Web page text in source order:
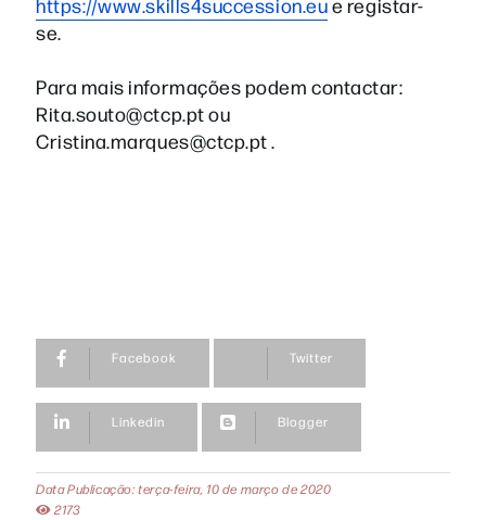
https://www.skills4succession.eue registar-
se.
Para mais informações podem contactar:
Rita.souto@ctcp.pt ou
Cristina.marques@ctcp.pt .
Facebook Twitter
Linkedin Blogger
Data Publicação: terça-feira, 10 de março de 2020
2173